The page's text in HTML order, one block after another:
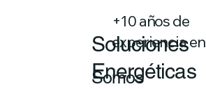
Soluciones
Energéticas
+10 años de
experiencia en
Somos